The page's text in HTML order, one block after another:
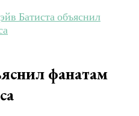
Батиста объяснил
фанатам